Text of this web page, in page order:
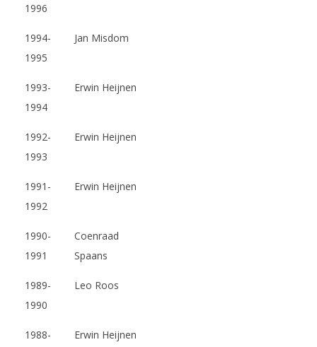
1996
1994-
1995
Jan Misdom
1993-
1994
Erwin Heijnen
1992-
1993
Erwin Heijnen
1991-
1992
Erwin Heijnen
1990-
1991
Coenraad
Spaans
1989-
1990
Leo Roos
1988-
Erwin Heijnen